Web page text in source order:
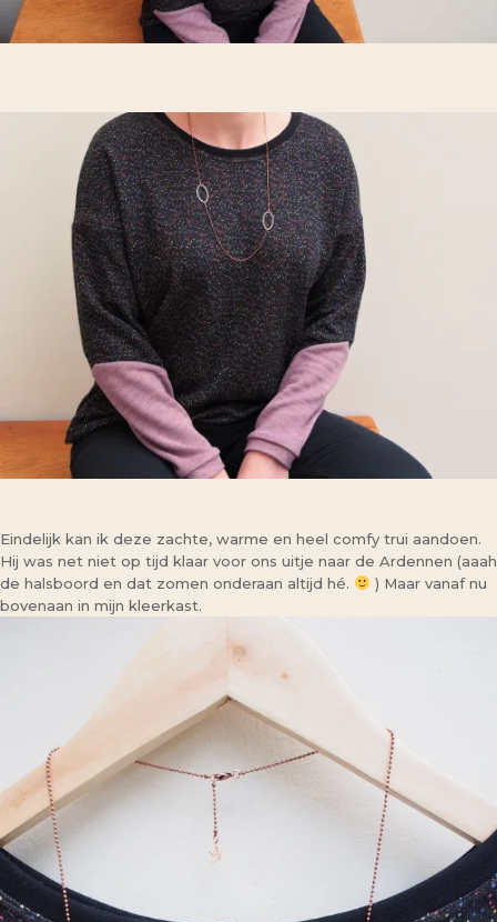
Eindelijk kan ik deze zachte, warme en heel comfy trui aandoen.
Hij was net niet op tijd klaar voor ons uitje naar de Ardennen (aaah
de halsboord en dat zomen onderaan altijd hé.
) Maar vanaf nu
bovenaan in mijn kleerkast.